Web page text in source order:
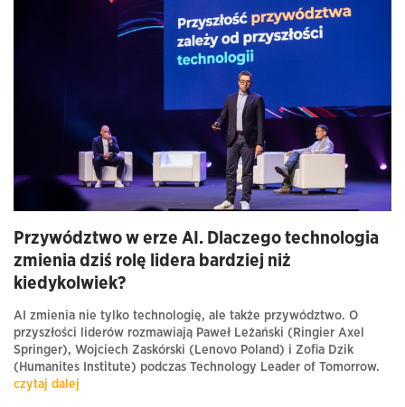
Przywództwo w erze AI. Dlaczego technologia
zmienia dziś rolę lidera bardziej niż
kiedykolwiek?
AI zmienia nie tylko technologię, ale także przywództwo. O
przyszłości liderów rozmawiają Paweł Leżański (Ringier Axel
Springer), Wojciech Zaskórski (Lenovo Poland) i Zofia Dzik
(Humanites Institute) podczas Technology Leader of Tomorrow.
czytaj dalej